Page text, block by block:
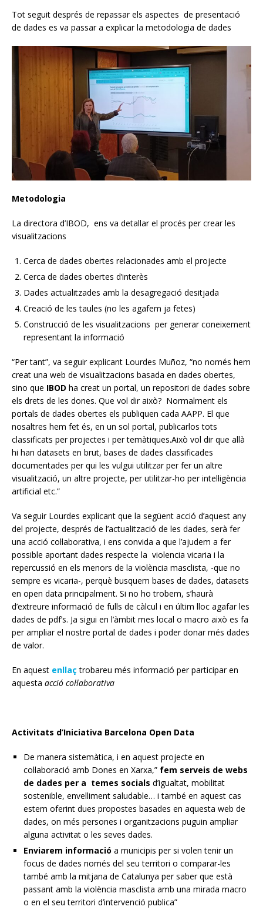
Tot seguit després de repassar els aspectes de presentació
de dades es va passar a explicar la metodologia de dades
Metodologia
La directora d’IBOD, ens va detallar el procés per crear les
visualitzacions
Cerca de dades obertes relacionades amb el projecte
Cerca de dades obertes d’interès
Dades actualitzades amb la desagregació desitjada
Creació de les taules (no les agafem ja fetes)
Construcció de les visualitzacions per generar coneixement
representant la informació
“Per tant”, va seguir explicant Lourdes Muñoz, “no només hem
creat una web de visualitzacions basada en dades obertes,
sino que IBOD ha creat un portal, un repositori de dades sobre
els drets de les dones. Que vol dir això? Normalment els
portals de dades obertes els publiquen cada AAPP. El que
nosaltres hem fet és, en un sol portal, publicarlos tots
classificats per projectes i per temàtiques.Això vol dir que allà
hi han datasets en brut, bases de dades classificades
documentades per qui les vulgui utilitzar per fer un altre
visualització, un altre projecte, per utilitzar-ho per intel·ligència
artificial etc.”
Va seguir Lourdes explicant que la següent acció d’aquest any
del projecte, després de l’actualització de les dades, serà fer
una acció col·laborativa, i ens convida a que l’ajudem a fer
possible aportant dades respecte la violencia vicaria i la
repercussió en els menors de la violència masclista, -que no
sempre es vicaria-, perquè busquem bases de dades, datasets
en open data principalment. Si no ho trobem, s’haurà
d’extreure informació de fulls de càlcul i en últim lloc agafar les
dades de pdf’s. Ja sigui en l’àmbit mes local o macro això es fa
per ampliar el nostre portal de dades i poder donar més dades
de valor.
En aquest enllaç trobareu més informació per participar en
aquesta acció col·laborativa
Activitats d’Iniciativa Barcelona Open Data
De manera sistemàtica, i en aquest projecte en
col·laboració amb Dones en Xarxa,” fem serveis de webs
de dades per a temes socials d’igualtat, mobilitat
sostenible, envelliment saludable… i també en aquest cas
estem oferint dues propostes basades en aquesta web de
dades, on més persones i organitzacions puguin ampliar
alguna activitat o les seves dades.
Enviarem informació a municipis per si volen tenir un
focus de dades només del seu territori o comparar-les
també amb la mitjana de Catalunya per saber que està
passant amb la violència masclista amb una mirada macro
o en el seu territori d’intervenció publica”